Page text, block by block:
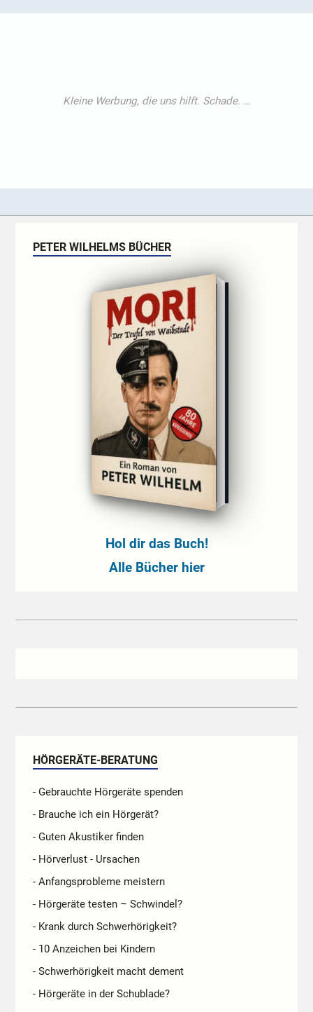
PETER WILHELMS BÜCHER
Hol dir das Buch!
Alle Bücher hier
HÖRGERÄTE-BERATUNG
- Gebrauchte Hörgeräte spenden
- Brauche ich ein Hörgerät?
- Guten Akustiker finden
- Hörverlust - Ursachen
- Anfangsprobleme meistern
- Hörgeräte testen – Schwindel?
- Krank durch Schwerhörigkeit?
- 10 Anzeichen bei Kindern
- Schwerhörigkeit macht dement
- Hörgeräte in der Schublade?